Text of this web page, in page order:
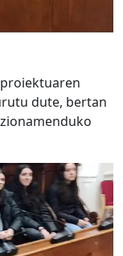
proiektuaren
dute, bertan